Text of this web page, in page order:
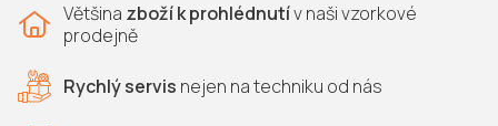
Většina zboží k prohlédnutív naši vzorkové
prodejně
Rychlý servis nejen natechniku od nás